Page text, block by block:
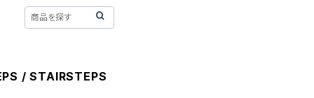
/ STAIRSTEPS